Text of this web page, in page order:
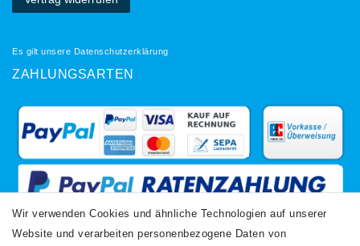
Es gilt unsere Datenschutzerklärung
ZAHLUNGSARTEN
Wir verwenden Cookies und ähnliche Technologien auf unserer
Website und verarbeiten personenbezogene Daten von